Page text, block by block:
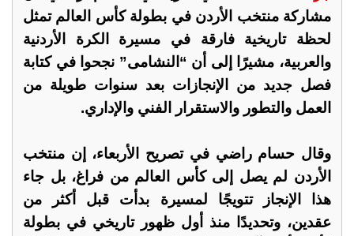
مشاركة منتخب الأردن في بطولة كأس العالم تمثل
لحظة تاريخية فارقة في مسيرة الكرة الأردنية
والعربية، مشيرًا إلى أن “النشامى” نجحوا في كتابة
فصل جديد من الإنجازات بعد سنوات طويلة من
العمل والتطور والاستقرار الفني والإداري.
وقال حسام راضي في تصريح الأربعاء، إن منتخب
الأردن لم يصل إلى كأس العالم من فراغ، بل جاء
هذا الإنجاز تتويجًا لمسيرة بدأت قبل أكثر من
عقدين، وتحديدًا منذ أول ظهور تاريخي في بطولة